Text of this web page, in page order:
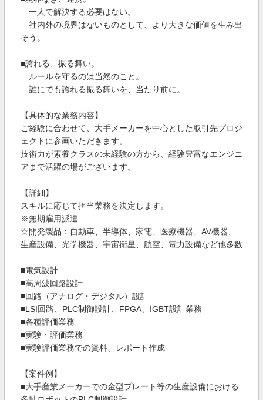
一人で解決する必要はない。
社内外の境界はないものとして、より大きな価値を生み出
そう。
■誇れる、振る舞い。
ルールを守るのは当然のこと。
誰にでも誇れる振る舞いを、当たり前に。
【具体的な業務内容】
ご経験に合わせて、大手メーカーを中心とした取引先プロジ
ェクトに参画いただきます。
技術力が素養クラスの未経験の方から、経験豊富なエンジニ
アまで活躍の場がございます。
【詳細】
スキルに応じて担当業務を決定します。
※無期雇用派遣
☆開発製品：自動車、半導体、家電、医療機器、AV機器、
生産設備、光学機器、宇宙衛星、航空、電力設備など他多数
■電気設計
■高周波回路設計
■回路（アナログ・デジタル）設計
■LSI回路、PLC制御設計、FPGA、IGBT設計業務
■各種評価業務
■実験・評価業務
■実験評価業務での資料、レポート作成
【案件例】
■大手産業メーカーでの金型プレート等の生産設備における